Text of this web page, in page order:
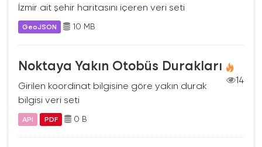
İzmir ait şehir haritasını içeren veri seti
GeoJSON 10 MB
Noktaya Yakın Otobüs Durakları
14
Girilen koordinat bilgisine göre yakın durak
bilgisi veri seti
API PDF 0 B